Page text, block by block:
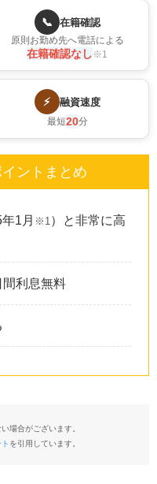
📞 在籍確認
原則お勤め先へ電話による
在籍確認なし ※1
⚡ 融資速度
最短20分
ントまとめ
1月 ※1）と非常に高
利息無料
場合がございます。
を引用しています。